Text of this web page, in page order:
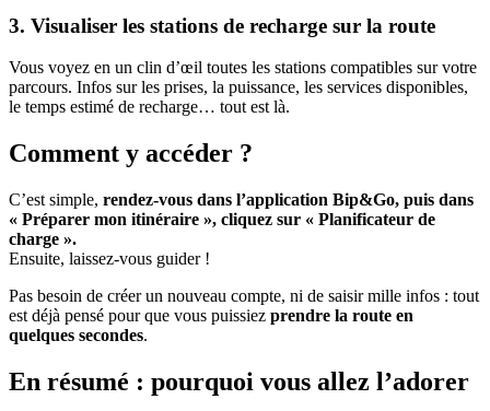
3. Visualiser les stations de recharge sur la route
Vous voyez en un clin d’œil toutes les stations compatibles sur votre
parcours. Infos sur les prises, la puissance, les services disponibles,
le temps estimé de recharge… tout est là.
Comment y accéder ?
C’est simple, rendez-vous dans l’application Bip&Go, puis dans
« Préparer mon itinéraire », cliquez sur « Planificateur de
charge ».
Ensuite, laissez-vous guider !
Pas besoin de créer un nouveau compte, ni de saisir mille infos : tout
est déjà pensé pour que vous puissiez prendre la route en
quelques secondes.
En résumé : pourquoi vous allez l’adorer